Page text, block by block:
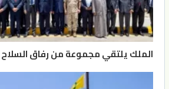
الملك يلتقي مجموعة من رفاق السلاح